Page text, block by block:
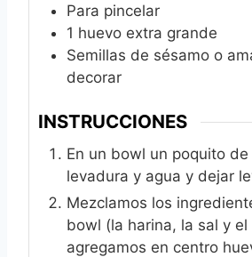
Para pincelar
1 huevo extra grande
Semillas de sésamo o
decorar
INSTRUCCIONES
En un bowl un poquito de
levadura y agua y dejar
Mezclamos los
bowl (la harina, la sal y el
agregamos en centro